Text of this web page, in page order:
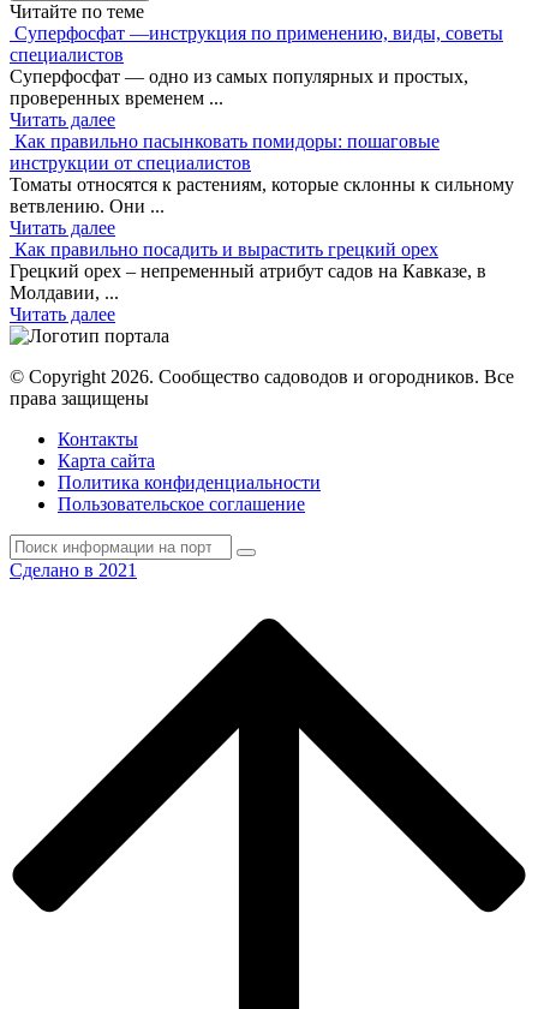
Читайте по теме
Суперфосфат —инструкция по применению, виды, советы
специалистов
Суперфосфат — одно из самых популярных и простых,
проверенных временем ...
Читать далее
Как правильно пасынковать помидоры: пошаговые
инструкции от специалистов
Томаты относятся к растениям, которые склонны к сильному
ветвлению. Они ...
Читать далее
Как правильно посадить и вырастить грецкий орех
Грецкий орех – непременный атрибут садов на Кавказе, в
Молдавии, ...
Читать далее
© Copyright 2026. Cообщество садоводов и огородников. Все
права защищены
Контакты
Карта сайта
Политика конфиденциальности
Пользовательское соглашение
Сделано в 2021